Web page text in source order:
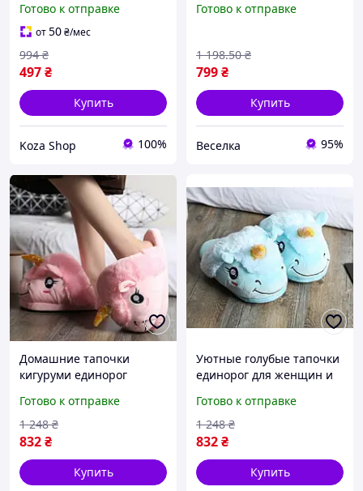
экомеха для девушек
женщин любимой
комнаты комфортные
удобные
Готово к отправке
от50₴/мес
497₴
994 ₴
Купить
Koza Shop 100%
мягкие уютные для
FLAME
Готово к отправке
799₴
1 198.50 ₴
Купить
Веселка 95%
Домашние тапочки
кигуруми единорог
для уюта и комфорта в
доме FLAME
Готово к отправке
832₴
1 248 ₴
Купить
Уютные голубые тапочки
единорог для женщин и
домашние slippers для
отдыха FLAME
Готово к отправке
832₴
1 248 ₴
Купить